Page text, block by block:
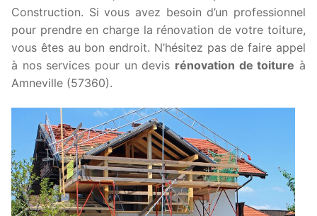
Construction. Si vous avez besoin d’un professionnel
pour prendre en charge la rénovation de votre toiture,
vous êtes au bon endroit. N’hésitez pas de faire appel
à nos services pour un devis rénovation de toiture à
Amneville (57360).